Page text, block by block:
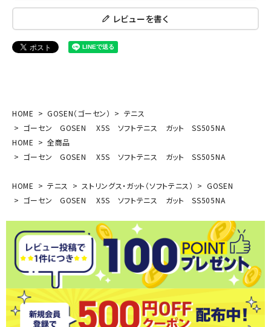
レビューを書く
HOME GOSEN（ゴーセン）
テニス
ゴーセン GOSEN X5S ソフトテニス ガット SS505NA
HOME
全商品
ゴーセン GOSEN X5S ソフトテニス ガット SS505NA
HOME テニス ストリングス・ガット（ソフトテニス）
GOSEN
ゴーセン GOSEN X5S ソフトテニス ガット SS505NA